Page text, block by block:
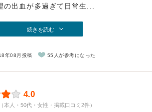
の出血が多過ぎて日常生...
続きを読む
年08月投稿 55人が参考になった
4.0
本人・50代・女性・掲載口コミ2件）